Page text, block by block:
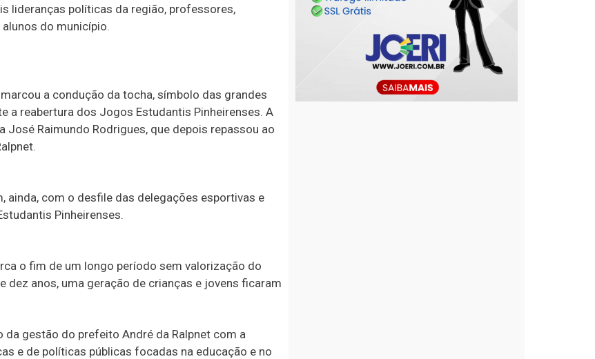
lideranças políticas da região, professores,
do município.
a condução da tocha, símbolo das grandes
a reabertura dos Jogos Estudantis Pinheirenses. A
Raimundo Rodrigues, que depois repassou ao
com o desfile das delegações esportivas e
Pinheirenses.
o fim de um longo período sem valorização do
anos, uma geração de crianças e jovens ficaram
gestão do prefeito André da Ralpnet com a
e de políticas públicas focadas na educação e no